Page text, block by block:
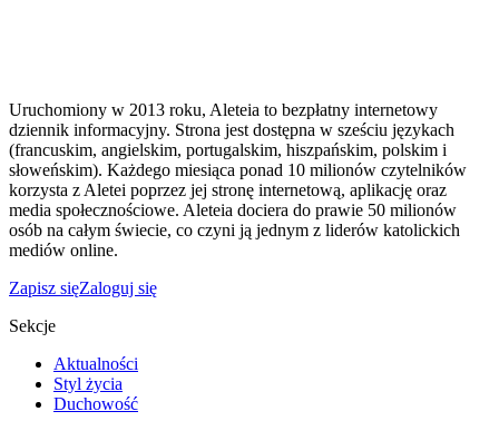
Uruchomiony w 2013 roku, Aleteia to bezpłatny internetowy
dziennik informacyjny. Strona jest dostępna w sześciu językach
(francuskim, angielskim, portugalskim, hiszpańskim, polskim i
słoweńskim). Każdego miesiąca ponad 10 milionów czytelników
korzysta z Aletei poprzez jej stronę internetową, aplikację oraz
media społecznościowe. Aleteia dociera do prawie 50 milionów
osób na całym świecie, co czyni ją jednym z liderów katolickich
mediów online.
Zapisz sięZaloguj się
Sekcje
Aktualności
Styl życia
Duchowość